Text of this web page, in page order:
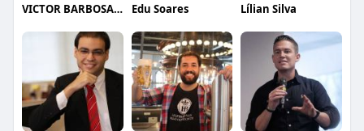
VICTOR BARBOSA QUARANTA Edu Soares Lílian Silva